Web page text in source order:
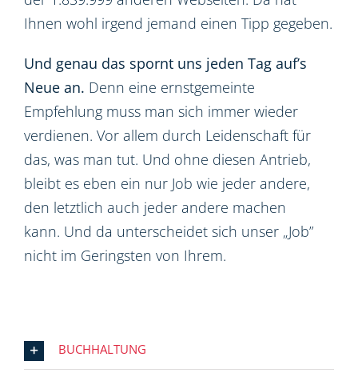
Ihnen wohl irgend jemand einen Tipp gegeben.
Und genau das spornt uns jeden Tag auf’s
Neue an. Denn eine ernstgemeinte
Empfehlung muss man sich immer wieder
verdienen. Vor allem durch Leidenschaft für
das, was man tut. Und ohne diesen Antrieb,
bleibt es eben ein nur Job wie jeder andere,
den letztlich auch jeder andere machen
kann. Und da unterscheidet sich unser „Job”
nicht im Geringsten von Ihrem.
BUCHHALTUNG